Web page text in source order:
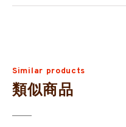
Similar products
類似商品